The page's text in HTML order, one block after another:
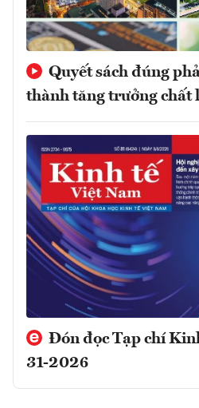
Quyết sách đúng
thành tăng trưởng chất
Đón đọc Tạp chí
31-2026